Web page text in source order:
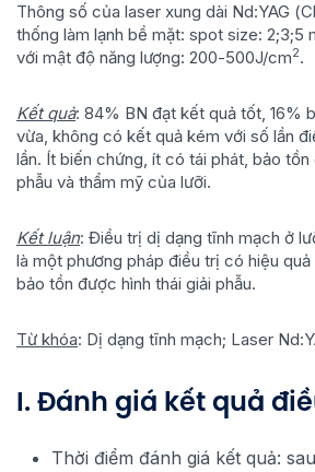
Thông số của laser xung dài Nd:YAG
thống làm lạnh bề mặt: spot size: 2;3;5
với mật độ năng lượng: 200-500J/cm2.
Kết quả: 84% BN đạt kết quả tốt, 16%
vừa, không có kết quả kém với số lần
lần. Ít biến chứng, ít có tái phát, bảo tồn
phẫu và thẩm mỹ của lưỡi.
Kết luận: Điều trị dị dạng tĩnh mạch ở
là một phương pháp điều trị có hiệu
bảo tồn được hình thái giải phẫu.
Từ khóa: Dị dạng tĩnh mạch; Laser
I. Đánh giá kết quả
Thời điểm đánh giá kết quả: